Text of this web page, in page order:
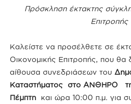
Πρόσκληση έκτακτης
Επιτροπής
Καλείστε να προσέλθετε σε
Οικονομικής Επιτροπής, που θα
αίθουσα συνεδριάσεων του
Καταστήματος στο ΑΝΘΗΡΟ
Πέμπτη και ώρα 10:00 π.μ. για